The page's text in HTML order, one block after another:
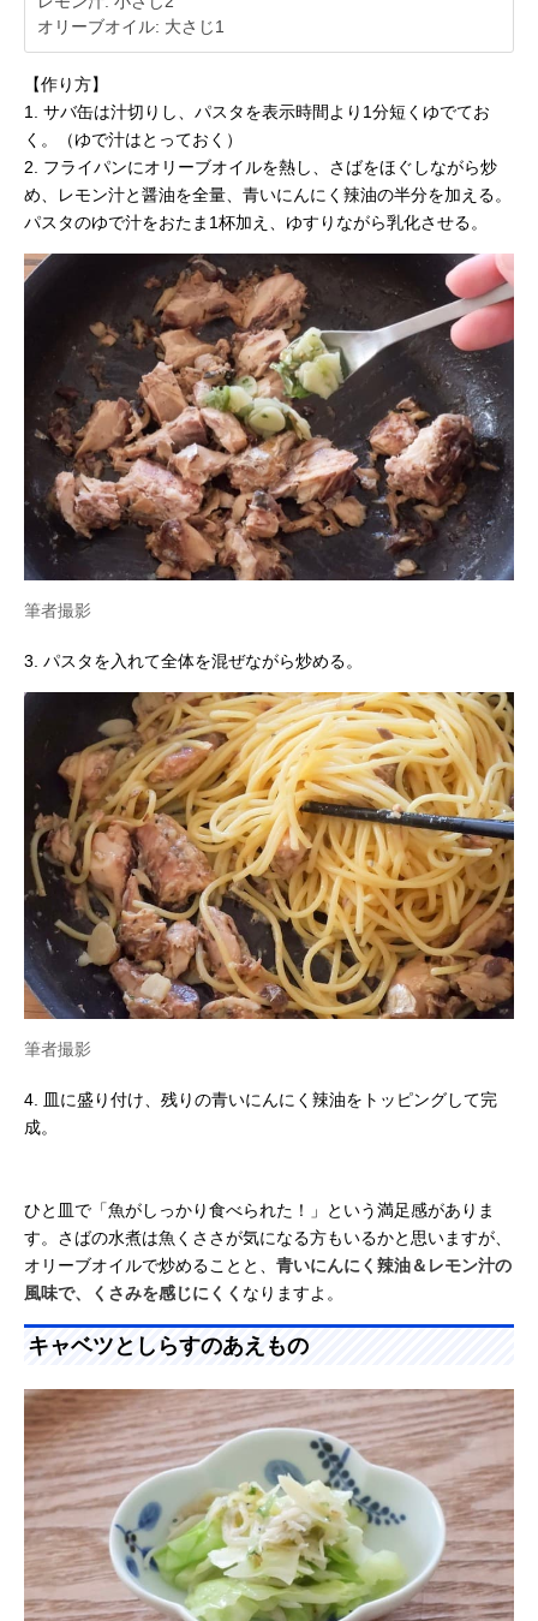
オリーブオイル: 大さじ1
【作り方】
1. サバ缶は汁切りし、パスタを表示時間より1分短くゆでてお
く。（ゆで汁はとっておく）
2. フライパンにオリーブオイルを熱し、さばをほぐしながら炒
め、レモン汁と醤油を全量、青いにんにく辣油の半分を加える。
パスタのゆで汁をおたま1杯加え、ゆすりながら乳化させる。
筆者撮影
3. パスタを入れて全体を混ぜながら炒める。
筆者撮影
4. 皿に盛り付け、残りの青いにんにく辣油をトッピングして完
成。
ひと皿で「魚がしっかり食べられた！」という満足感がありま
す。さばの水煮は魚くささが気になる方もいるかと思いますが、
オリーブオイルで炒めることと、 青いにんにく辣油＆レモン汁の
風味で、くさみを感じにくく なりますよ。
キャベツとしらすのあえもの